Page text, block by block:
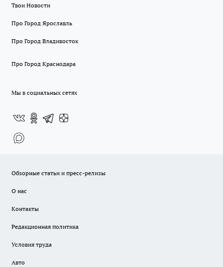
Твои Новости
Про Город Ярославль
Про Город Владивосток
Про Город Краснодара
Мы в социальных сетях
Обзорные статьи и пресс-релизы
О нас
Контакты
Редакционная политика
Условия труда
Авто